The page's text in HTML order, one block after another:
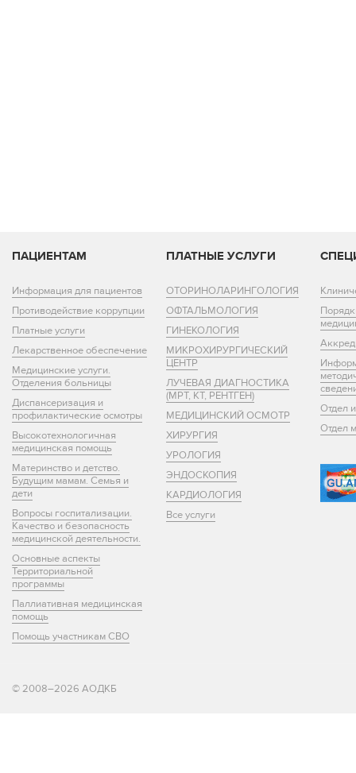
ПАЦИЕНТАМ
Информация для пациентов
Противодействие коррупции
Платные услуги
Лекарственное обеспечение
Медицинские услуги.
Отделения больницы
Диспансеризация и
профилактические осмотры
Высокотехнологичная
медицинская помощь
Материнство и детство.
Будущим мамам. Семья и
дети
Вопросы госпитализации.
Качество и безопасность
медицинской деятельности.
Основные аспекты
Территориальной
программы
Паллиативная медицинская
помощь
Помощь участникам СВО
ПЛАТНЫЕ УСЛУГИ
ОТОРИНОЛАРИНГОЛОГИЯ
ОФТАЛЬМОЛОГИЯ
ГИНЕКОЛОГИЯ
МИКРОХИРУРГИЧЕСКИЙ
ЦЕНТР
ЛУЧЕВАЯ ДИАГНОСТИКА
(МРТ, КТ, РЕНТГЕН)
МЕДИЦИНСКИЙ ОСМОТР
ХИРУРГИЯ
УРОЛОГИЯ
ЭНДОСКОПИЯ
КАРДИОЛОГИЯ
Все услуги
Отдел
Отдел
© 2008–2026 АОДКБ